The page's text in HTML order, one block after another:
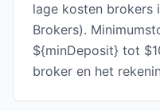
lage kosten brokers
Brokers).
${minDeposit} tot
broker en het